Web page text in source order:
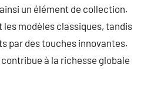
un élément de collection.
modèles classiques, tandis
par des touches innovantes.
à la richesse globale